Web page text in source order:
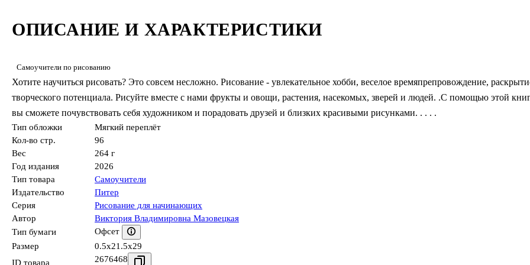
ОПИСАНИЕ И ХАРАКТЕРИСТИКИ
Самоучители по рисованию
Хотите научиться рисовать? Это совсем несложно. Рисование - увлекательное хобби, веселое времяпрепровождение,
творческого потенциала. Рисуйте вместе с нами фрукты и овощи, растения, насекомых, зверей и людей. .С помощью этой
вы сможете почувствовать себя художником и порадовать друзей и близких красивыми рисунками. . . . .
Тип обложки
Мягкий переплёт
Кол-во стр.
96
Вес
264 г
Год издания
2026
Тип товара
Самоучители
Издательство
Питер
Серия
Рисование для начинающих
Автор
Виктория Владимировна Мазовецкая
Тип бумаги
Офсет
Размер
0.5x21.5x29
ID товара
2676468